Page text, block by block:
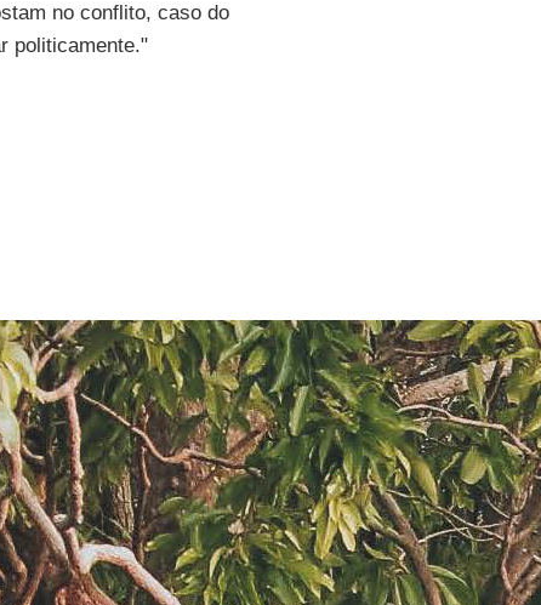
no conflito, caso do
politicamente."